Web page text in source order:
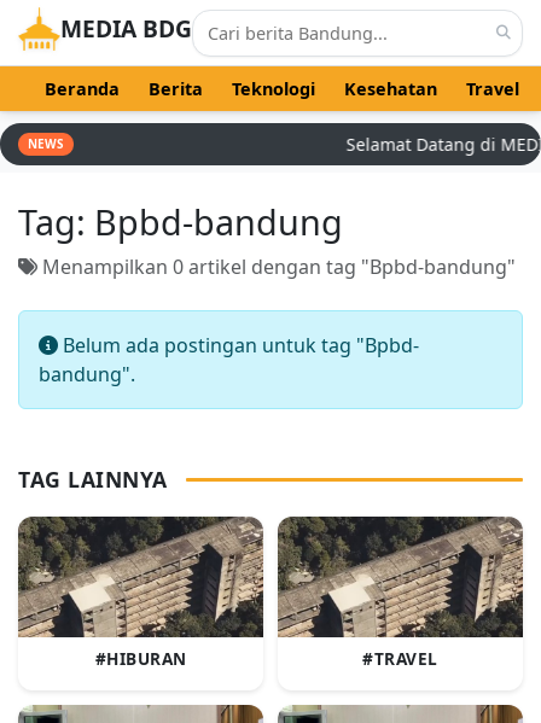
MEDIA BDG
Beranda Berita Teknologi Kesehatan Travel
NEWS Selamat Datang di
Tag: Bpbd-bandung
Menampilkan 0 artikel dengan tag "Bpbd-bandung"
Belum ada postingan untuk tag "Bpbd-
bandung".
TAG LAINNYA
#HIBURAN #TRAVEL